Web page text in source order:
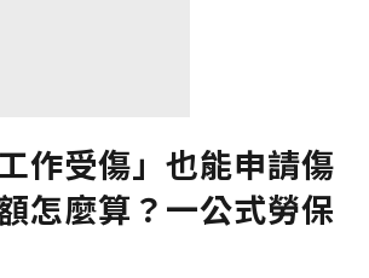
作受傷」也能申請傷
怎麼算？一公式勞保